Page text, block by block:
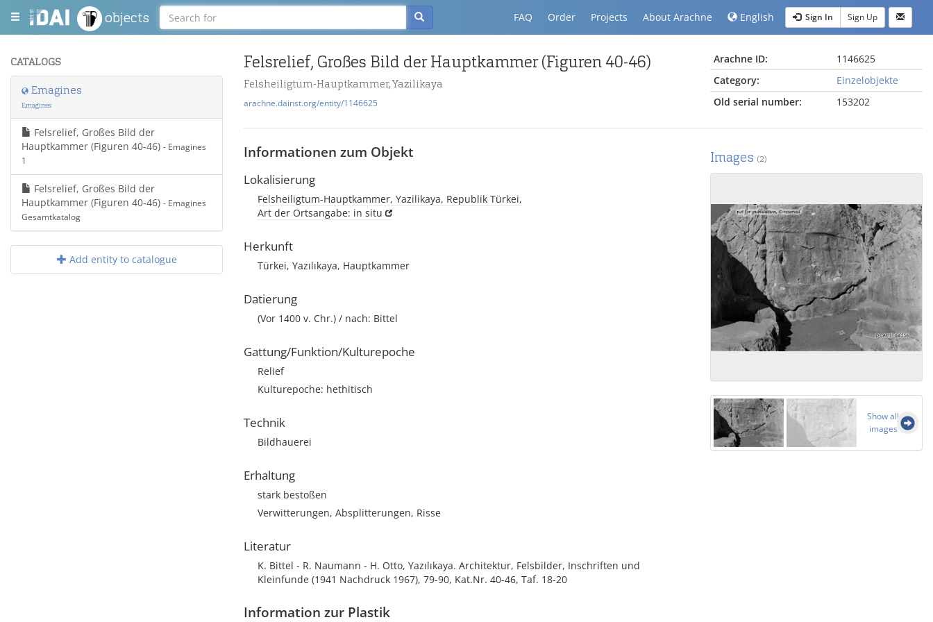
objects FAQ Order Projects About Arachne English Sign In Sign Up
CATALOGS
Emagines
Emagines
Felsrelief, Großes Bild der
Hauptkammer (Figuren 40-46) - Emagines
1
Felsrelief, Großes Bild der
Hauptkammer (Figuren 40-46) - Emagines
Gesamtkatalog
Add entity to catalogue
Felsrelief, Großes Bild der Hauptkammer (Figuren 40-46)
Felsheiligtum-Hauptkammer, Yazilikaya
arachne.dainst.org/entity/1146625
Arachne ID:
1146625
Category:
Einzelobjekte
Old serial number:
153202
Informationen zum Objekt
Lokalisierung
Felsheiligtum-Hauptkammer, Yazilikaya, Republik Türkei,
Art der Ortsangabe: in situ
Herkunft
Türkei, Yazılıkaya, Hauptkammer
Datierung
(Vor 1400 v. Chr.) / nach: Bittel
Gattung/Funktion/Kulturepoche
Relief
Kulturepoche: hethitisch
Technik
Bildhauerei
Erhaltung
stark bestoßen
Verwitterungen, Absplitterungen, Risse
Literatur
K. Bittel - R. Naumann - H. Otto, Yazılıkaya. Architektur, Felsbilder, Inschriften und
Kleinfunde (1941 Nachdruck 1967), 79-90, Kat.Nr. 40-46, Taf. 18-20
Information zur Plastik
Images (2)
Show all
images